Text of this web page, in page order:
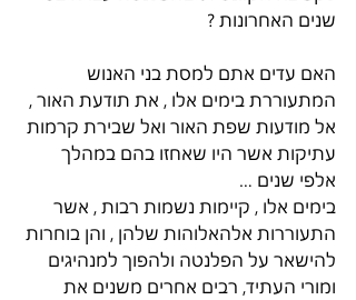
שנים האחרונות ?
האם עדים אתם למסת בני האנוש
המתעוררת בימים אלו , את תודעת האור ,
אל מודעות שפת האור ואל שבירת קרמות
עתיקות אשר היו שאחזו בהם במהלך
אלפי שנים …
בימים אלו , קיימות נשמות רבות , אשר
התעוררות אלהאלוהות שלהן , והן בוחרות
להישאר על הפלנטה ולהפוך למנהיגים
ומורי העתיד, רבים אחרים משנים את